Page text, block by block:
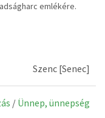
emlékére.
Szenc [Senec]
/ Ünnep, ünnepség